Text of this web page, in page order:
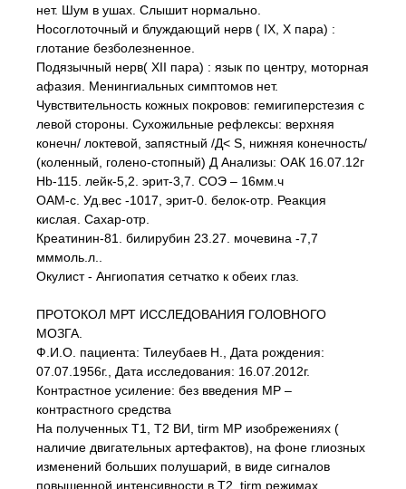
нет. Шум в ушах. Слышит нормально.
Носоглоточный и блуждающий нерв ( IX, X пара) :
глотание безболезненное.
Подязычный нерв( XII пара) : язык по центру, моторная
афазия. Менингиальных симптомов нет.
Чувствительность кожных покровов: гемигиперстезия с
левой стороны. Сухожильные рефлексы: верхняя
конечн/ локтевой, запястный /Д< S, нижняя конечность/
(коленный, голено-стопный) Д Анализы: ОАК 16.07.12г
Hb-115. лейк-5,2. эрит-3,7. СОЭ – 16мм.ч
ОАМ-с. Уд.вес -1017, эрит-0. белок-отр. Реакция
кислая. Сахар-отр.
Креатинин-81. билирубин 23.27. мочевина -7,7
мммоль.л..
Окулист - Ангиопатия сетчатко к обеих глаз.
ПРОТОКОЛ МРТ ИССЛЕДОВАНИЯ ГОЛОВНОГО
МОЗГА.
Ф.И.О. пациента: Тилеубаев Н., Дата рождения:
07.07.1956г., Дата исследования: 16.07.2012г.
Контрастное усиление: без введения МР –
контрастного средства
На полученных Т1, Т2 ВИ, tirm MP изобрежениях (
наличие двигательных артефактов), на фоне глиозных
изменений больших полушарий, в виде сигналов
повышенной интенсивности в Т2, tirm режимах,